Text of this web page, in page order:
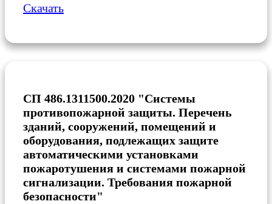
Скачать
СП 486.1311500.2020 "Системы
противопожарной защиты. Перечень
зданий, сооружений, помещений и
оборудования, подлежащих защите
автоматическими установками
пожаротушения и системами пожарной
сигнализации. Требования пожарной
безопасности"